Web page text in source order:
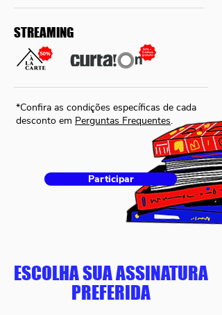
STREAMING
*Confira as condições específicas de cada
desconto em Perguntas Frequentes.
Participar
ESCOLHA SUA ASSINATURA
PREFERIDA